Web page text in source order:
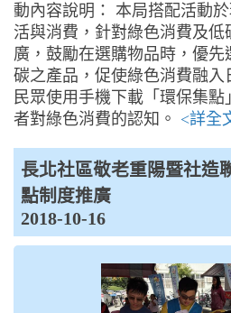
動內容說明： 本局搭配活動
活與消費，針對綠色消費及低
廣，鼓勵在選購物品時，優
碳之產品，促使綠色消費融入
民眾使用手機下載「環保集
者對綠色消費的認知。 <詳全
長北社區敬老重陽暨社造
點制度推廣
2018-10-16